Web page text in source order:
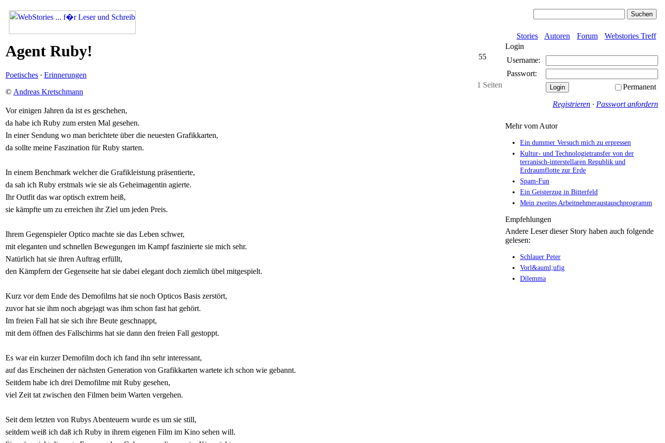
Stories Autoren Forum Webstories Treff
55
1 Seiten
Agent Ruby!
Poetisches · Erinnerungen
© Andreas Kretschmann
Vor einigen Jahren da ist es geschehen,
da habe ich Ruby zum ersten Mal gesehen.
In einer Sendung wo man berichtete über die neuesten Grafikkarten,
da sollte meine Faszination für Ruby starten.
In einem Benchmark welcher die Grafikleistung präsentierte,
da sah ich Ruby erstmals wie sie als Geheimagentin agierte.
Ihr Outfit das war optisch extrem heiß,
sie kämpfte um zu erreichen ihr Ziel um jeden Preis.
Ihrem Gegenspieler Optico machte sie das Leben schwer,
mit eleganten und schnellen Bewegungen im Kampf faszinierte sie mich sehr.
Natürlich hat sie ihren Auftrag erfüllt,
den Kämpfern der Gegenseite hat sie dabei elegant doch ziemlich übel mitgespielt.
Kurz vor dem Ende des Demofilms hat sie noch Opticos Basis zerstört,
zuvor hat sie ihm noch abgejagt was ihm schon fast hat gehört.
Im freien Fall hat sie sich ihre Beute geschnappt,
mit dem öffnen des Fallschirms hat sie dann den freien Fall gestoppt.
Es war ein kurzer Demofilm doch ich fand ihn sehr interessant,
auf das Erscheinen der nächsten Generation von Grafikkarten wartete ich schon wie gebannt.
Seitdem habe ich drei Demofilme mit Ruby gesehen,
viel Zeit tat zwischen den Filmen beim Warten vergehen.
Seit dem letzten von Rubys Abenteuern wurde es um sie still,
seitdem weiß ich daß ich Ruby in ihrem eigenen Film im Kino sehen will.
Login
Username:
Passwort:
Permanent
Registrieren · Passwort anfordern
Mehr vom Autor
Ein dummer Versuch mich zu erpressen
Kultur- und Technologietransfer von der
terranisch-interstellaren Republik und
Erdraumflotte zur Erde
Spam-Fun
Ein Geisterzug in Bitterfeld
Mein zweites Arbeitnehmeraustauschprogramm
Empfehlungen
Andere Leser dieser Story haben auch folgende
gelesen:
Schlauer Peter
Vorl&auml;ufig
Dilemma